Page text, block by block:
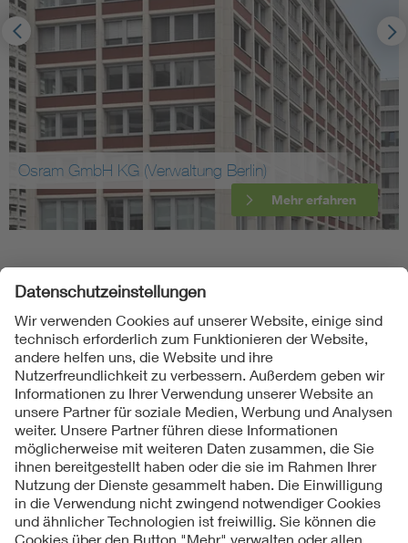
Osram GmbH KG (Verwaltung Berlin)
Mehr erfahren
Folgen Sie uns
Kontakte
Service